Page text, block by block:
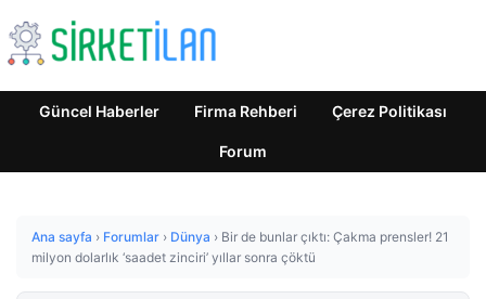
Güncel Haberler Firma Rehberi Çerez Politikası
Forum
Ana sayfa › Forumlar › Dünya › Bir de bunlar çıktı: Çakma prensler! 21
milyon dolarlık ‘saadet zinciri’ yıllar sonra çöktü